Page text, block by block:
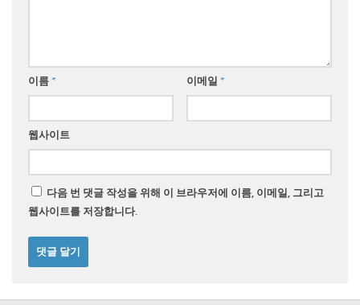
이름 * 이메일 *
웹사이트
다음 번 댓글 작성을 위해 이 브라우저에 이름, 이메일, 그리고
웹사이트를 저장합니다.